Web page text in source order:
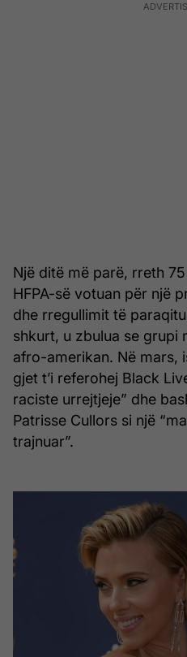
Një ditë më parë, rreth
HFPA-së votuan për një
dhe rregullimit të
shkurt, u zbulua se grupi
afro-amerikan. Në mars,
gjet t’i referohej Black
raciste urrejtjeje” dhe
Patrisse Cullors si një
trajnuar”.